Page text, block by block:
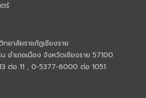
ร์
ยาลัยราชภัฏเชียงราย
ำเภอเมือง จังหวัดเชียงราย 57100
ต่อ 11 , 0-5377-6000 ต่อ 1051